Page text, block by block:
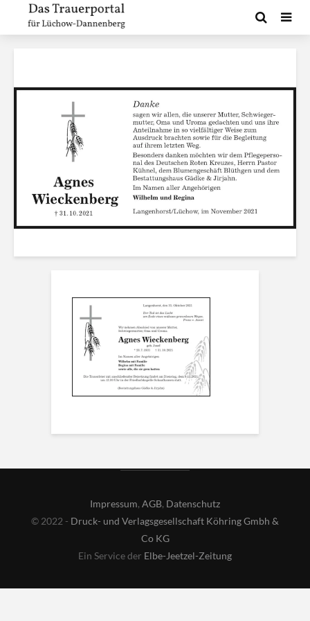
Impressum, AGB, Datenschutz
© 2022 - Druck- und Verlagsgesellschaft Köhring Gmbh &
Co KG
Ein Service der Elbe-Jeetzel-Zeitung